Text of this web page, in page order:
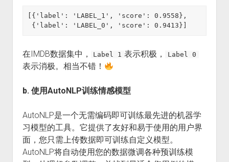
[{'label': 'LABEL_1', 'score': 0.9558},
{'label': 'LABEL_0', 'score': 0.9413}]
在IMDB数据集中， Label 1 表示积极， Label 0
表示消极。相当不错！
b. 使用AutoNLP训练情感模型
AutoNLP是一个无需编码即可训练最先进的机器学
习模型的工具。它提供了友好和易于使用的用户界
面，您只需上传数据即可训练自定义模型。
AutoNLP将自动使用您的数据微调各种预训练模